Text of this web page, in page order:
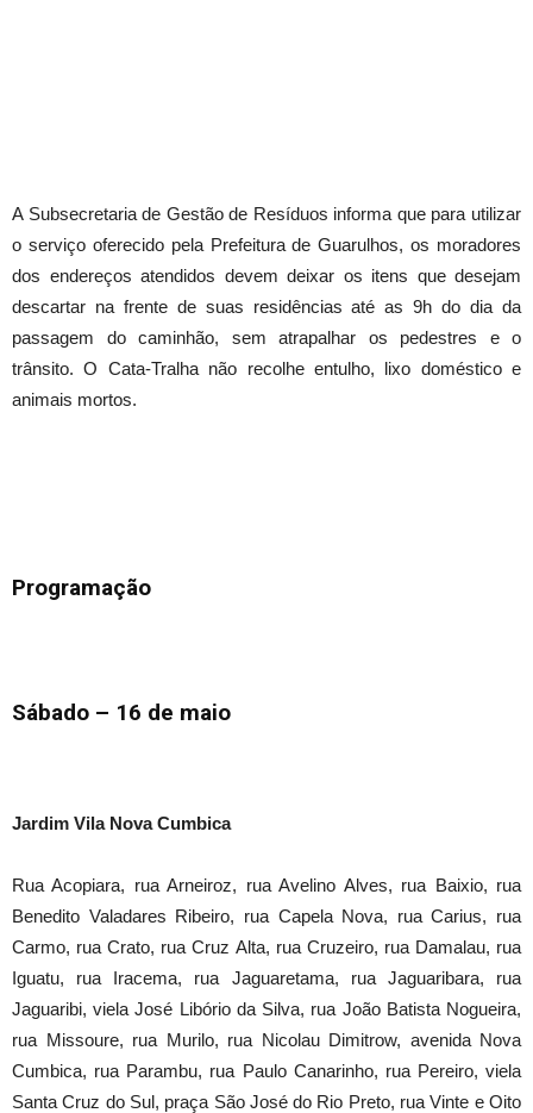
A Subsecretaria de Gestão de Resíduos informa que para utilizar
o serviço oferecido pela Prefeitura de Guarulhos, os moradores
dos endereços atendidos devem deixar os itens que desejam
descartar na frente de suas residências até as 9h do dia da
passagem do caminhão, sem atrapalhar os pedestres e o
trânsito. O Cata-Tralha não recolhe entulho, lixo doméstico e
animais mortos.
Programação
Sábado – 16 de maio
Jardim Vila Nova Cumbica
Rua Acopiara, rua Arneiroz, rua Avelino Alves, rua Baixio, rua
Benedito Valadares Ribeiro, rua Capela Nova, rua Carius, rua
Carmo, rua Crato, rua Cruz Alta, rua Cruzeiro, rua Damalau, rua
Iguatu, rua Iracema, rua Jaguaretama, rua Jaguaribara, rua
Jaguaribi, viela José Libório da Silva, rua João Batista Nogueira,
rua Missoure, rua Murilo, rua Nicolau Dimitrow, avenida Nova
Cumbica, rua Parambu, rua Paulo Canarinho, rua Pereiro, viela
Santa Cruz do Sul, praça São José do Rio Preto, rua Vinte e Oito